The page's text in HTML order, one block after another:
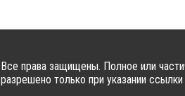
Все права защищены. Полное или
разрешено только при указании ссылки